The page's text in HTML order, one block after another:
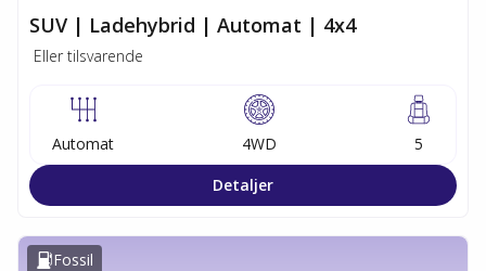
SUV | Ladehybrid | Automat | 4x4
Eller tilsvarende
Automat 4WD
5
Detaljer
Fossil